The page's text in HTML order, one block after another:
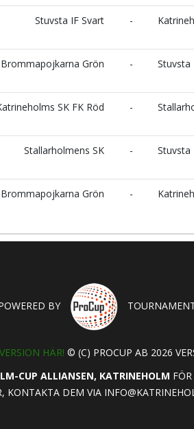
Stuvsta IF Svart -
Grön - Stuvsta
SK FK Röd -
Stallarholmens SK - Stuvsta
Grön -
BY
HÄR! © (C) PROCUP AB 2026
CUP ALLIANSEN, KATRINEHOLM
KONTAKTA DEM VIA